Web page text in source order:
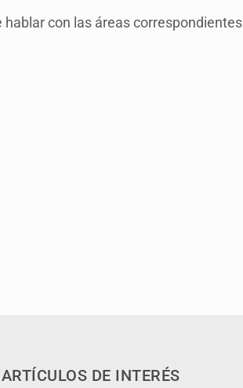
con las áreas
ARTÍCULOS DE INTERÉS